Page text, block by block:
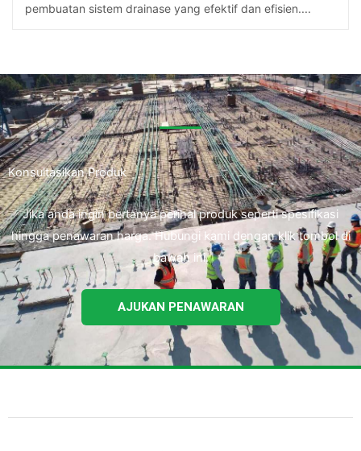
pembuatan sistem drainase yang efektif dan efisien....
Konsultasikan Produk
Jika anda ingin bertanya perihal produk seperti spesifikasi
hingga penawaran harga. Hubungi kami dengan klik tombol di
bawah ini.
AJUKAN PENAWARAN